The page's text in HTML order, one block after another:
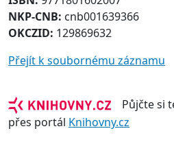
NKP-CNB: cnb001639366
OKCZID: 129869632
Přejít k soubornému záznamu
Půjčte si
přes portál Knihovny.cz